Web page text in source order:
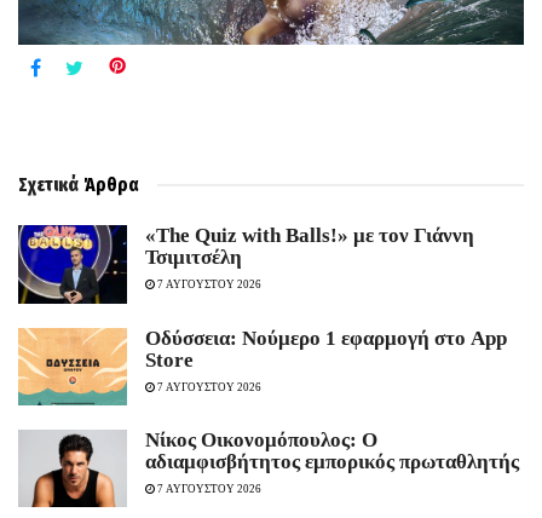
Σχετικά Άρθρα
«The Quiz with Balls!» με τον Γιάννη
Τσιμιτσέλη
7 ΑΥΓΟΥΣΤΟΥ 2026
Οδύσσεια: Νούμερο 1 εφαρμογή στο App
Store
7 ΑΥΓΟΥΣΤΟΥ 2026
Νίκος Οικονομόπουλος: Ο
αδιαμφισβήτητος εμπορικός πρωταθλητής
7 ΑΥΓΟΥΣΤΟΥ 2026